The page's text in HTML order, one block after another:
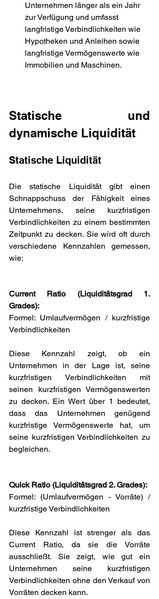
Unternehmen länger als ein Jahr
zur Verfügung und umfasst
langfristige Verbindlichkeiten wie
Hypotheken und Anleihen sowie
langfristige Vermögenswerte wie
Immobilien und Maschinen.
Statische und
dynamische Liquidität
Statische Liquidität
Die statische Liquidität gibt einen
Schnappschuss der Fähigkeit eines
Unternehmens, seine kurzfristigen
Verbindlichkeiten zu einem bestimmten
Zeitpunkt zu decken. Sie wird oft durch
verschiedene Kennzahlen gemessen,
wie:
Current Ratio (Liquiditätsgrad 1.
Grades):
Formel: Umlaufvermögen / kurzfristige
Verbindlichkeiten
Diese Kennzahl zeigt, ob ein
Unternehmen in der Lage ist, seine
kurzfristigen Verbindlichkeiten mit
seinen kurzfristigen Vermögenswerten
zu decken. Ein Wert über 1 bedeutet,
dass das Unternehmen genügend
kurzfristige Vermögenswerte hat, um
seine kurzfristigen Verbindlichkeiten zu
begleichen.
Quick Ratio (Liquiditätsgrad 2. Grades):
Formel: (Umlaufvermögen - Vorräte) /
kurzfristige Verbindlichkeiten
Diese Kennzahl ist strenger als das
Current Ratio, da sie die Vorräte
ausschließt. Sie zeigt, wie gut ein
Unternehmen seine kurzfristigen
Verbindlichkeiten ohne den Verkauf von
Vorräten decken kann.